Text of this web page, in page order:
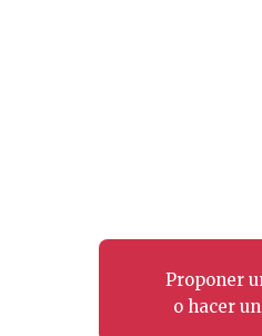
Proponer
o hacer